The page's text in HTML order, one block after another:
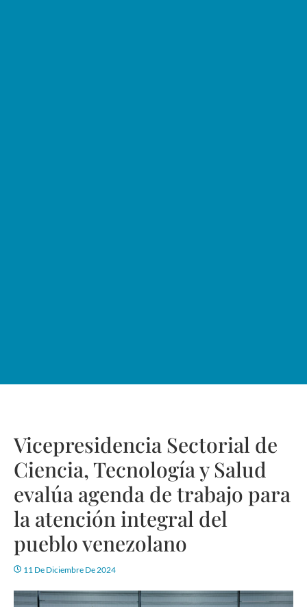
Vicepresidencia Sectorial de
Ciencia, Tecnología y Salud
evalúa agenda de trabajo para
la atención integral del
pueblo venezolano
11 De Diciembre De 2024